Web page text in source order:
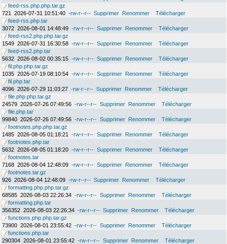
feed-rss.php.php.tar.gz
721
2026-07-31 10:51:40 -rw-r--r-- Supprimer Renommer
Télécharger
feed-rss.php.tar
3072 2026-08-01 14:48:49 -rw-r--r-- Supprimer Renommer
Télécharger
feed-rss2.php.php.tar.gz
1549 2026-07-31 16:30:58 -rw-r--r-- Supprimer Renommer
Télécharger
feed-rss2.php.tar
5632 2026-08-02 00:35:15 -rw-r--r-- Supprimer Renommer
Télécharger
fil.php.php.tar.gz
1035 2026-07-19 08:10:54 -rw-r--r-- Supprimer Renommer
Télécharger
fil.php.tar
4096 2026-07-29 11:03:27 -rw-r--r-- Supprimer Renommer
Télécharger
file.php.php.tar.gz
24579 2026-07-26 07:49:56 -rw-r--r-- Supprimer Renommer
Télécharger
file.php.tar
99840 2026-07-26 07:49:56 -rw-r--r-- Supprimer Renommer
Télécharger
footnotes.php.php.tar.gz
1485 2026-08-05 01:18:21 -rw-r--r-- Supprimer Renommer
Télécharger
footnotes.php.tar
5632 2026-08-05 01:18:20 -rw-r--r-- Supprimer Renommer
Télécharger
footnotes.tar
7168 2026-08-04 12:48:09 -rw-r--r-- Supprimer Renommer
Télécharger
footnotes.tar.gz
926 2026-08-04 12:48:09 -rw-r--r-- Supprimer Renommer
Télécharger
formatting.php.php.tar.gz
68585 2026-08-03 22:26:34 -rw-r--r-- Supprimer Renommer
Télécharger
formatting.php.tar
356352 2026-08-03 22:26:34 -rw-r--r-- Supprimer Renommer
Télécharger
functions.php.php.tar.gz
73900 2026-08-01 23:55:42 -rw-r--r-- Supprimer Renommer
Télécharger
functions.php.tar
290304 2026-08-01 23:55:42 -rw-r--r-- Supprimer Renommer
Télécharger